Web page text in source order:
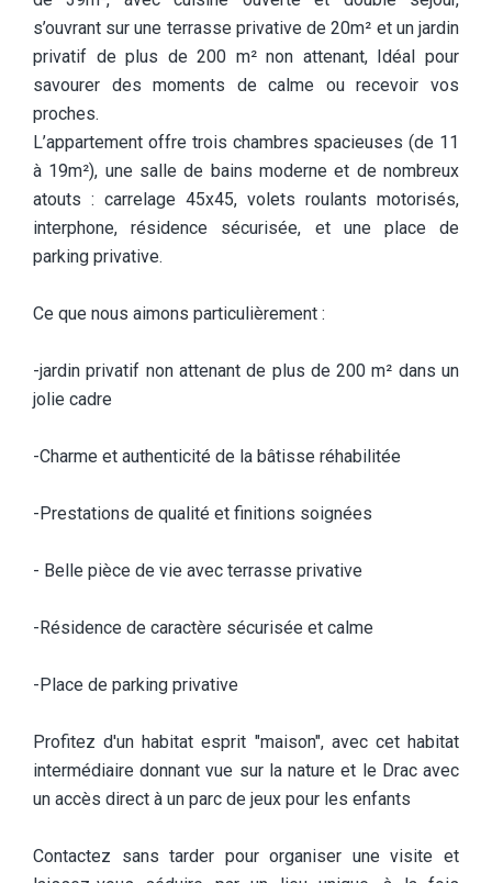
s’ouvrant sur une terrasse privative de 20m² et un jardin
privatif de plus de 200 m² non attenant, Idéal pour
savourer des moments de calme ou recevoir vos
proches.
L’appartement offre trois chambres spacieuses (de 11
à 19m²), une salle de bains moderne et de nombreux
atouts : carrelage 45x45, volets roulants motorisés,
interphone, résidence sécurisée, et une place de
parking privative.
Ce que nous aimons particulièrement :
-jardin privatif non attenant de plus de 200 m² dans un
jolie cadre
-Charme et authenticité de la bâtisse réhabilitée
-Prestations de qualité et finitions soignées
- Belle pièce de vie avec terrasse privative
-Résidence de caractère sécurisée et calme
-Place de parking privative
Profitez d'un habitat esprit "maison", avec cet habitat
intermédiaire donnant vue sur la nature et le Drac avec
un accès direct à un parc de jeux pour les enfants
Contactez sans tarder pour organiser une visite et